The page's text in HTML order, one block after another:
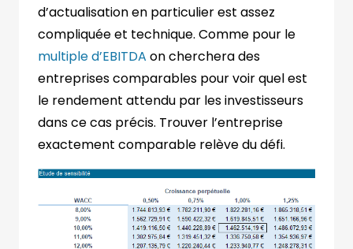
d’actualisation en particulier est assez
compliquée et technique. Comme pour le
multiple d’EBITDA on cherchera des
entreprises comparables pour voir quel est
le rendement attendu par les investisseurs
dans ce cas précis. Trouver l’entreprise
exactement comparable relève du défi.